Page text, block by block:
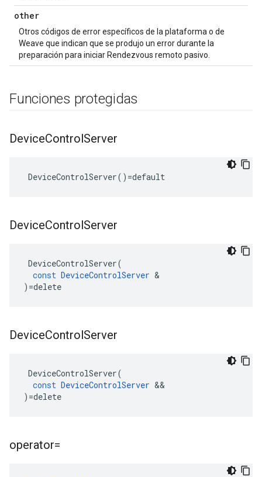
other
Otros códigos de error específicos de la plataforma o de
Weave que indican que se produjo un error durante la
preparación para iniciar Rendezvous remoto pasivo.
Funciones protegidas
DeviceControlServer
DeviceControlServer()=default
DeviceControlServer
DeviceControlServer(
const DeviceControlServer &
) =delete
DeviceControlServer
DeviceControlServer(
const DeviceControlServer &&
) =delete
operator=